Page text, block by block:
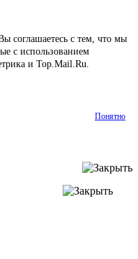
соглашаетесь с тем, что мы
с использованием
и Top.Mail.Ru.
Понятно